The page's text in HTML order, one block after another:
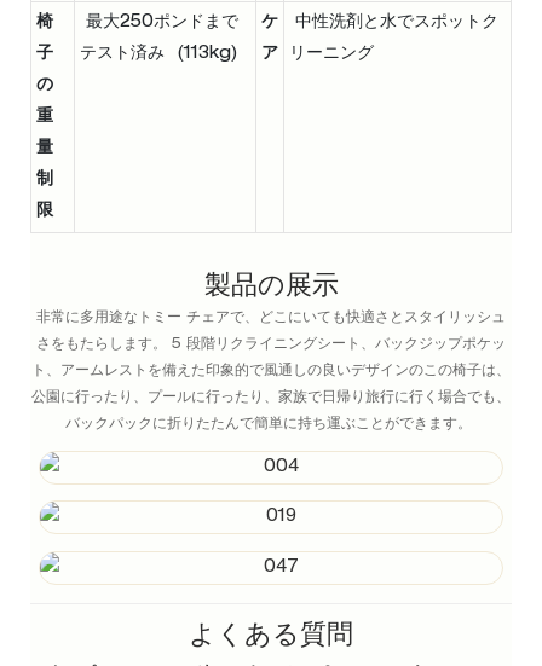
椅
子
の
重
量
制
限
最大250ポンドまで
テスト済み (113kg)
ケ
ア
中性洗剤と水でスポットク
リーニング
製品の展示
非常に多用途なトミー チェアで、どこにいても快適さとスタイリッシュ
さをもたらします。 5 段階リクライニングシート、バックジップポケッ
ト、アームレストを備えた印象的で風通しの良いデザインのこの椅子は、
公園に行ったり、プールに行ったり、家族で日帰り旅行に行く場合でも、
バックパックに折りたたんで簡単に持ち運ぶことができます。
よくある質問